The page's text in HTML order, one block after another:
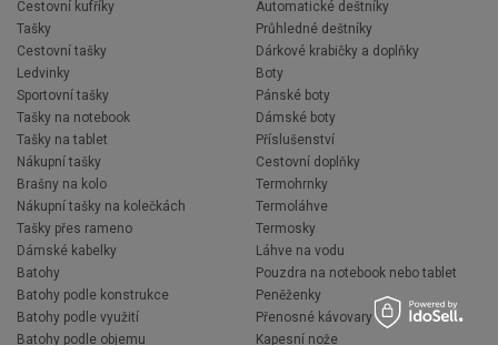
Cestovní kufříky
Tašky
Cestovní tašky
Ledvinky
Sportovní tašky
Tašky na notebook
Tašky na tablet
Nákupní tašky
Brašny na kolo
Nákupní tašky na kolečkách
Tašky přes rameno
Dámské kabelky
Batohy
Batohy podle konstrukce
Batohy podle využití
Batohy podle objemu
Automatické deštníky
Průhledné deštníky
Dárkové krabičky a doplňky
Boty
Pánské boty
Dámské boty
Příslušenství
Cestovní doplňky
Termohrnky
Termoláhve
Termosky
Láhve na vodu
Pouzdra na notebook nebo tablet
Peněženky
Přenosné kávovary
Kapesní nože